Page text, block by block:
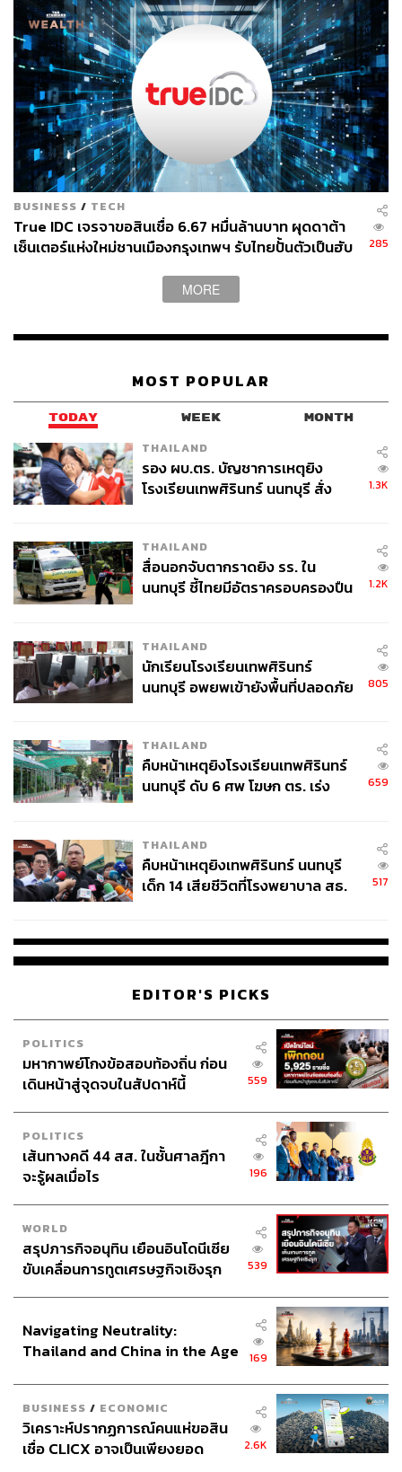
พร้อมเตือนว่าวิธีนี้อาจช่วยประหยัดในระยะสั้น แต่เสี่ยง
บั่นทอนการเติบโตในระยะยาวจากการทำลายขวัญกำลังใจ
ของพนักงาน
ด้าน แอนดรูว์ บอสเวิร์ธ หัวหน้าฝ่ายเทคโนโลยีของ Meta ที่
ได้รับมอบหมายให้ผลักดันให้พนักงานใช้ AI มากขึ้น ได้
สะท้อนภาพอนาคตของบริษัทผ่านบันทึกภายในว่า “วิสัยทัศน์
ที่เรากำลังมุ่งไปคือการที่ AI Agent เป็นผู้ทำงานหลัก ส่วน
บทบาทของเราคือการกำกับ, ตรวจสอบ และช่วยพัฒนาให้ดี
ขึ้น”
หมายเหตุ : ใช้อัตราแลกเปลี่ยน 1 ดอลลาร์สหรัฐ เท่ากับ
https://www.wsj.com/tech/ai/meta-begins-laying-off-t
housands-of-employees-as-it-transforms-around-ai-3
c31a9eb
https://www.straitstimes.com/business/companies-m
arkets/meta-begins-job-cuts-in-efficiency-push-spurr
ed-on-by-ai
https://www.bloomberg.com/news/articles/2026-05-1
-by-ai
TAGS: Mark Zuckerberg OpenAI
Bloomberg
ABOUT THE AUTHOR
THE STANDARD WEALTH
BUSINESS / TECH
True IDC เจรจาขอสินเชื่อ 6.67 หมื่นล้านบาท ผุดดาต้า
เซ็นเตอร์แห่งใหม่ชานเมืองกรุงเทพฯ รับไทยปั้นตัวเป็นฮับ
285
MORE
MOST POPULAR
TODAY WEEK MONTH
THAILAND
รอง ผบ.ตร. บัญชาการเหตุยิง
โรงเรียนเทพศิรินทร์ นนทบุรี สั่ง
1.3K
THAILAND
สื่อนอกจับตากราดยิง รร. ใน
นนทบุรี ชี้ไทยมีอัตราครอบครองปืน
1.2K
THAILAND
นักเรียนโรงเรียนเทพศิรินทร์
นนทบุรี อพยพเข้ายังพื้นที่ปลอดภัย
805
THAILAND
คืบหน้าเหตุยิงโรงเรียนเทพศิรินทร์
นนทบุรี ดับ 6 ศพ โฆษก ตร. เร่ง
659
THAILAND
คืบหน้าเหตุยิงเทพศิรินทร์ นนทบุรี
เด็ก 14 เสียชีวิตที่โรงพยาบาล สธ.
517
EDITOR'S PICKS
POLITICS
มหากาพย์โกงข้อสอบท้องถิ่น ก่อน
เดินหน้าสู่จุดจบในสัปดาห์นี้
559
POLITICS
เส้นทางคดี 44 สส. ในชั้นศาลฎีกา
จะรู้ผลเมื่อไร
196
WORLD
สรุปภารกิจอนุทิน เยือนอินโดนีเซีย
ขับเคลื่อนการทูตเศรษฐกิจเชิงรุก
539
Navigating Neutrality:
Thailand and China in the Age
169
BUSINESS / ECONOMIC
วิเคราะห์ปรากฏการณ์คนแห่ขอสิน
เชื่อ CLICX อาจเป็นเพียงยอด
2.6K